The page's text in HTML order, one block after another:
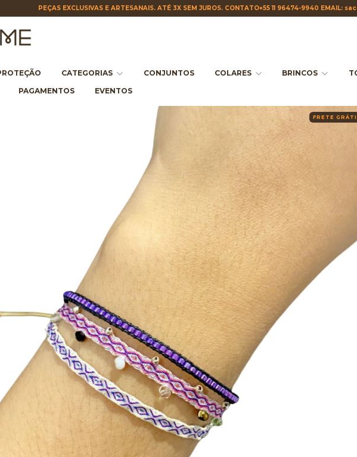
PEÇAS EXCLUSIVAS E ARTESANAIS. ATÉ 3X SEM JUROS. CONTATO+55 11 96474-9940 EMAIL:
CATEGORIAS CONJUNTOS COLARES BRINCOS
PAGAMENTOS EVENTOS
FRETE